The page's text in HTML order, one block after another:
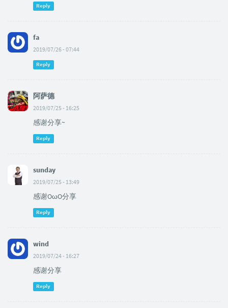
Reply
fa
2019/07/26 - 07:44
Reply
阿萨德
2019/07/25 - 16:25
感谢分享~
Reply
sunday
2019/07/25 - 13:49
感谢OωO分享
Reply
wind
2019/07/24 - 16:27
感谢分享
Reply